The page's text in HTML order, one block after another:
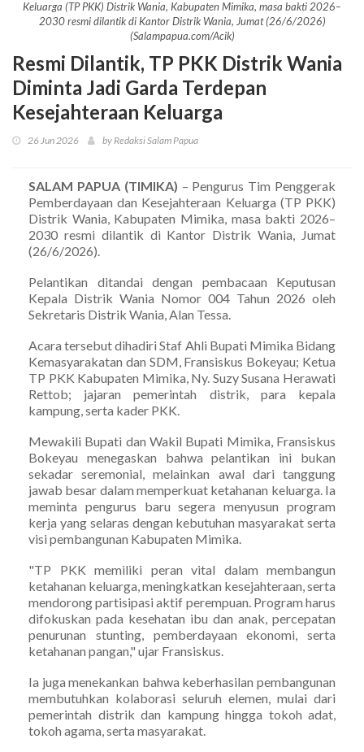
Keluarga (TP PKK) Distrik Wania, Kabupaten Mimika, masa bakti 2026–
2030 resmi dilantik di Kantor Distrik Wania, Jumat (26/6/2026)
(Salampapua.com/Acik)
Resmi Dilantik, TP PKK Distrik Wania
Diminta Jadi Garda Terdepan
Kesejahteraan Keluarga
26 Jun 2026 by Redaksi Salam Papua
SALAM PAPUA (TIMIKA) – Pengurus Tim Penggerak
Pemberdayaan dan Kesejahteraan Keluarga (TP PKK)
Distrik Wania, Kabupaten Mimika, masa bakti 2026–
2030 resmi dilantik di Kantor Distrik Wania, Jumat
(26/6/2026).
Pelantikan ditandai dengan pembacaan Keputusan
Kepala Distrik Wania Nomor 004 Tahun 2026 oleh
Sekretaris Distrik Wania, Alan Tessa.
Acara tersebut dihadiri Staf Ahli Bupati Mimika Bidang
Kemasyarakatan dan SDM, Fransiskus Bokeyau; Ketua
TP PKK Kabupaten Mimika, Ny. Suzy Susana Herawati
Rettob; jajaran pemerintah distrik, para kepala
kampung, serta kader PKK.
Mewakili Bupati dan Wakil Bupati Mimika, Fransiskus
Bokeyau menegaskan bahwa pelantikan ini bukan
sekadar seremonial, melainkan awal dari tanggung
jawab besar dalam memperkuat ketahanan keluarga. Ia
meminta pengurus baru segera menyusun program
kerja yang selaras dengan kebutuhan masyarakat serta
visi pembangunan Kabupaten Mimika.
"TP PKK memiliki peran vital dalam membangun
ketahanan keluarga, meningkatkan kesejahteraan, serta
mendorong partisipasi aktif perempuan. Program harus
difokuskan pada kesehatan ibu dan anak, percepatan
penurunan stunting, pemberdayaan ekonomi, serta
ketahanan pangan," ujar Fransiskus.
Ia juga menekankan bahwa keberhasilan pembangunan
membutuhkan kolaborasi seluruh elemen, mulai dari
pemerintah distrik dan kampung hingga tokoh adat,
tokoh agama, serta masyarakat.